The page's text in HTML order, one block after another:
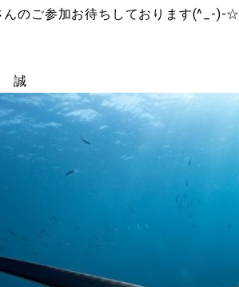
んのご参加お待ちしております(^_-)-☆
誠